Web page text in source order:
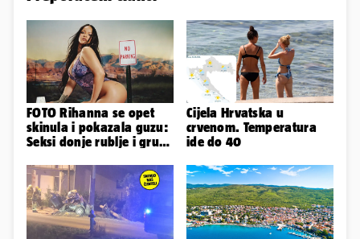
FOTO Rihanna se opet
skinula i pokazala guzu:
Seksi donje rublje i grudi
Cijela Hrvatska u
crvenom. Temperatura
ide do 40